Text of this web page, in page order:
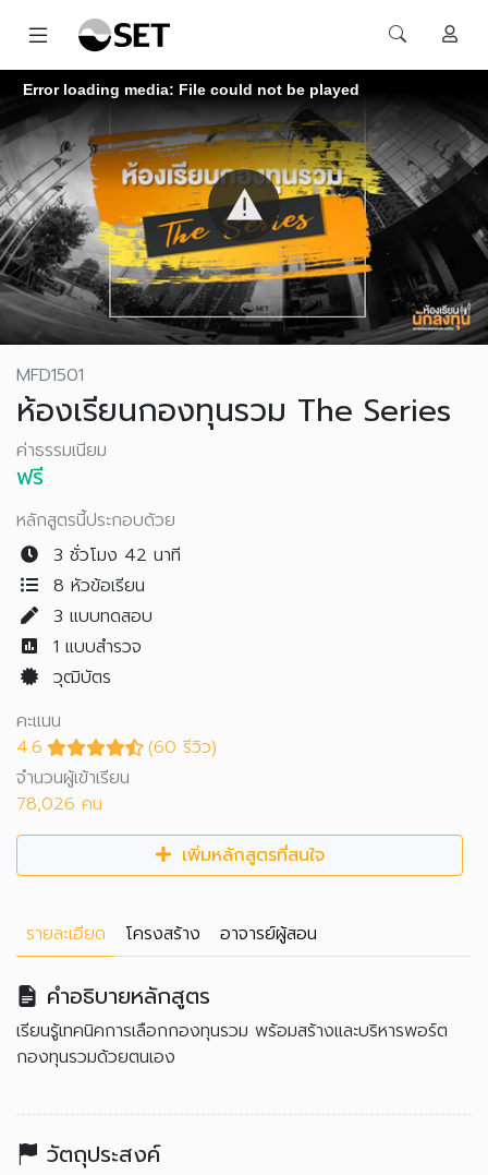
Error loading media: File could not be played
MFD1501
ห้องเรียนกองทุนรวม The Series
ค่าธรรมเนียม
ฟรี
หลักสูตรนี้ประกอบด้วย
3 ชั่วโมง 42 นาที
8 หัวข้อเรียน
3 แบบทดสอบ
1 แบบสำรวจ
วุฒิบัตร
คะแนน
4.6
(60 รีวิว)
จำนวนผู้เข้าเรียน
78,026 คน
เพิ่มหลักสูตรที่สนใจ
รายละเอียด โครงสร้าง อาจารย์ผู้สอน
คำอธิบายหลักสูตร
เรียนรู้เทคนิคการเลือกกองทุนรวม พร้อมสร้างและบริหารพอร์ต
กองทุนรวมด้วยตนเอง
วัตถุประสงค์